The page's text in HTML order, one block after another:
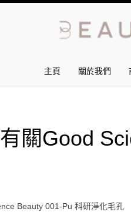
主頁 關於我們
有關Good